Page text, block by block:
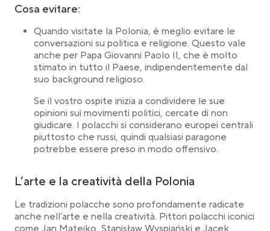
Cosa evitare:
Quando visitate la Polonia, è meglio evitare le
conversazioni su politica e religione. Questo vale
anche per Papa Giovanni Paolo II, che è molto
stimato in tutto il Paese, indipendentemente dal
suo background religioso.
Se il vostro ospite inizia a condividere le sue
opinioni sui movimenti politici, cercate di non
giudicare. I polacchi si considerano europei centrali
piuttosto che russi, quindi qualsiasi paragone
potrebbe essere preso in modo offensivo.
L’arte e la creatività della Polonia
Le tradizioni polacche sono profondamente radicate
anche nell’arte e nella creatività. Pittori polacchi iconici
come Jan Matejko, Stanisław Wyspiański e Jacek